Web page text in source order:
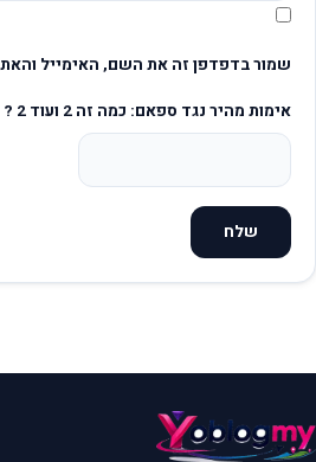
שמור בדפדפן זה את השם, האימייל
אימות מהיר נגד ספאם: כמה זה 2 ועוד 2 ?